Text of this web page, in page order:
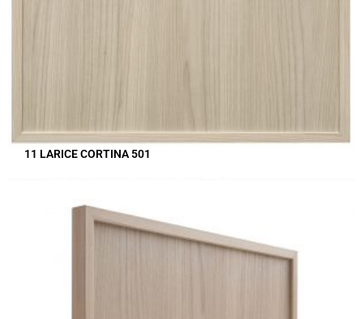
11 LARICE CORTINA 501